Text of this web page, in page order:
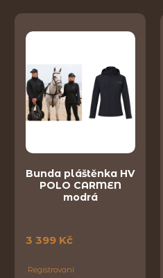
Bunda pláštěnka HV
POLO CARMEN
modrá
3 399 Kč
Registrovaní